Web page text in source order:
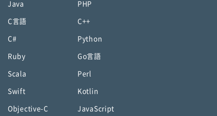
Java PHP
C言語 C++
C# Python
Ruby Go言語
Scala Perl
Swift Kotlin
Objective-C JavaScript